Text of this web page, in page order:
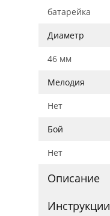
батарейка
Диаметр
46 мм
Мелодия
Нет
Бой
Нет
Описание
Инструкции